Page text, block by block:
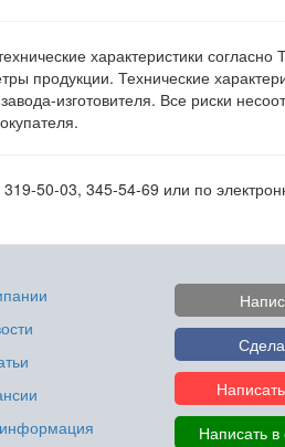
характеристики
продукции. Технические
изготовителя. Все риски
50-03, 345-54-69 или по
информация
Написать в